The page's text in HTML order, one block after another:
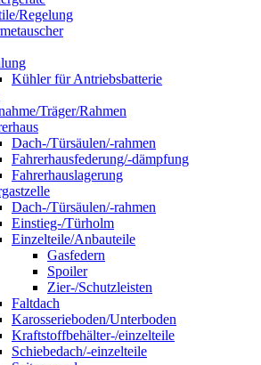
Regelung
Kühler für Antriebsbatterie
Träger/Rahmen
Dach-/Türsäulen/-rahmen
Fahrerhausfederung/-dämpfung
Fahrerhauslagerung
Dach-/Türsäulen/-rahmen
Einstieg-/Türholm
Einzelteile/Anbauteile
Gasfedern
Spoiler
Zier-/Schutzleisten
Faltdach
Karosserieboden/Unterboden
Kraftstoffbehälter-/einzelteile
Schiebedach/-einzelteile